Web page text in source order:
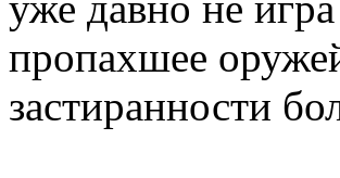
пропахшее
застиранности